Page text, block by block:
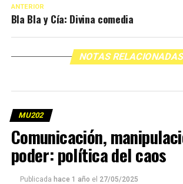
ANTERIOR
Bla Bla y Cía: Divina comedia
NOTAS
MU202
Comunicación,
poder: política del caos
Publicada hace 1 año el 27/05/2025